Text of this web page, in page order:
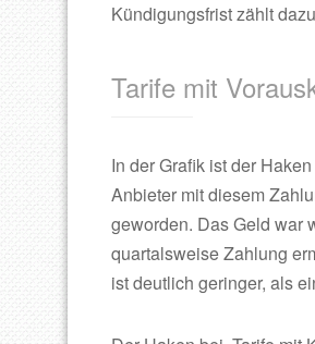
Kündigungsfrist zählt
Tarife mit
In der Grafik ist der
Anbieter mit diesem
geworden. Das Geld war
quartalsweise Zahlung
ist deutlich geringer, als